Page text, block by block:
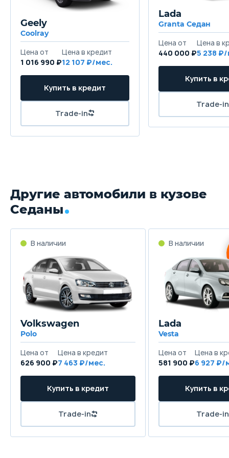
Geely
Coolray
1 016 990 ₽12 107
Lada
Granta Седан
440 000 ₽5 238
Другие автомобили в кузове
Седаны
Volkswagen
Polo
626 900 ₽7 463
Lada
Vesta
581 900 ₽6 927